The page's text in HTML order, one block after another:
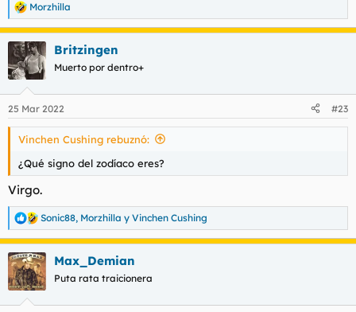
R
e
a
c
c
i
e
s
Morzhilla
Britzingen
Muerto por dentro+
25 Mar 2022 #23
Vinchen Cushing rebuznó:
¿Qué signo del zodíaco eres?
Virgo.
R
e
a
c
c
i
Sonic88, Morzhilla y Vinchen Cushing
Max_Demian
Puta rata traicionera